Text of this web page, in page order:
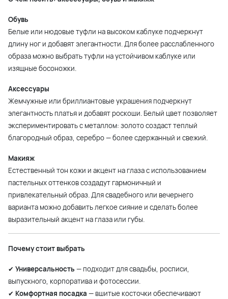
Обувь
Белые или нюдовые туфли на высоком каблуке подчеркнут
длину ног и добавят элегантности. Для более расслабленного
образа можно выбрать туфли на устойчивом каблуке или
изящные босоножки.
Аксессуары
Жемчужные или бриллиантовые украшения подчеркнут
элегантность платья и добавят роскоши. Белый цвет позволяет
экспериментировать с металлом: золото создаст теплый
благородный образ, серебро — более сдержанный и свежий.
Макияж
Естественный тон кожи и акцент на глаза с использованием
пастельных оттенков создадут гармоничный и
привлекательный образ. Для свадебного или вечернего
варианта можно добавить легкое сияние и сделать более
выразительный акцент на глаза или губы.
Почему стоит выбрать
✔ Универсальность — подходит для свадьбы, росписи,
выпускного, корпоратива и фотосессии.
✔ Комфортная посадка — вшитые косточки обеспечивают